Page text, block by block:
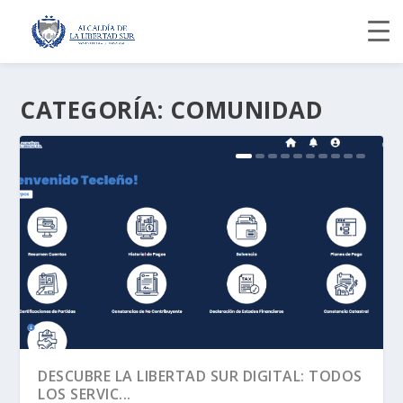
CATEGORÍA: COMUNIDAD
DESCUBRE LA LIBERTAD SUR DIGITAL: TODOS
LOS SERVIC...